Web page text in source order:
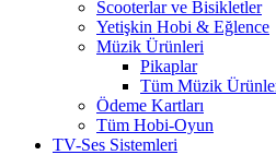
Scooterlar ve Bisikletler
Yetişkin Hobi & Eğlence
Müzik Ürünleri
Pikaplar
Tüm Müzik
Ödeme Kartları
Tüm Hobi-Oyun
TV-Ses Sistemleri